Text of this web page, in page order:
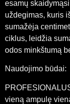
esamų
uždegimas, kuris
sumažėja
ciklus, leidžia
odos minkštumą
Naudojimo būdai:
vieną ampulę